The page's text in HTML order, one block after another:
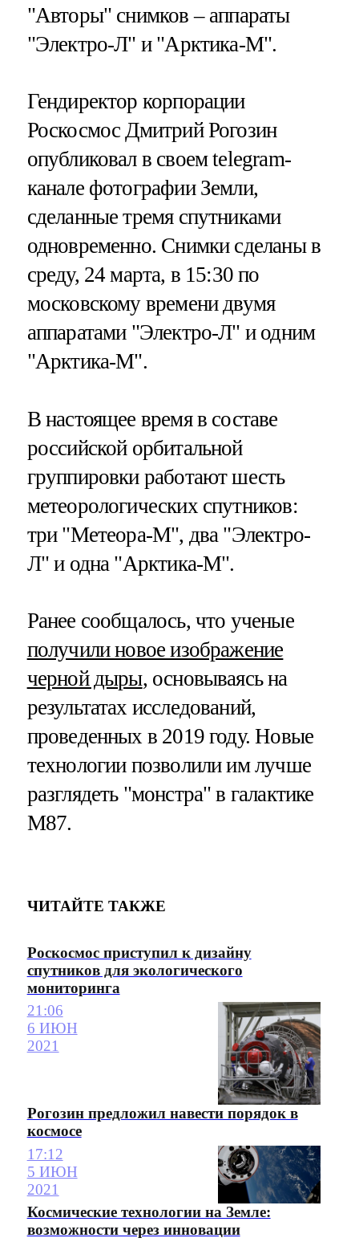
"Авторы" снимков – аппараты
"Электро-Л" и "Арктика-М".
Гендиректор корпорации
Роскосмос Дмитрий Рогозин
опубликовал в своем telegram-
канале фотографии Земли,
сделанные тремя спутниками
одновременно. Снимки сделаны в
среду, 24 марта, в 15:30 по
московскому времени двумя
аппаратами "Электро-Л" и одним
"Арктика-М".
В настоящее время в составе
российской орбитальной
группировки работают шесть
метеорологических спутников:
три "Метеора-М", два "Электро-
Л" и одна "Арктика-М".
Ранее сообщалось, что ученые
получили новое изображение
черной дыры, основываясь на
результатах исследований,
проведенных в 2019 году. Новые
технологии позволили им лучше
разглядеть "монстра" в галактике
M87.
ЧИТАЙТЕ ТАКЖЕ
Роскосмос приступил к дизайну
спутников для экологического
мониторинга
21:06
6 ИЮН
2021
Рогозин предложил навести порядок в
космосе
17:12
5 ИЮН
2021
Космические технологии на Земле:
возможности через инновации